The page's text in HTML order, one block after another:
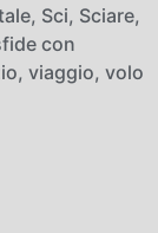
, Sci, Sciare,
con
, viaggio, volo